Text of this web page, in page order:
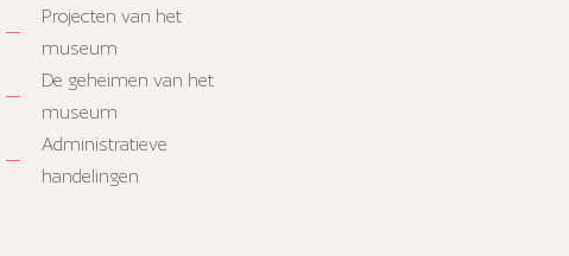
Projecten van het
museum
De geheimen van het
museum
Administratieve
handelingen